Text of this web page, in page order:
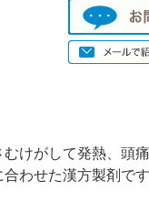
けがして発熱、頭
わせた漢方製剤です